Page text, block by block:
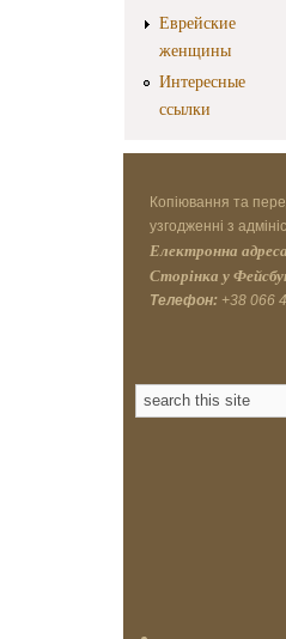
Еврейские
женщины
Интересные
ссылки
Копіювання та
узгодженні з
Електронна
Сторінка у
Телефон: +38 066